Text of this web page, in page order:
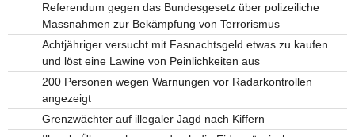
Referendum gegen das Bundesgesetz über polizeiliche
Massnahmen zur Bekämpfung von Terrorismus
Achtjähriger versucht mit Fasnachtsgeld etwas zu kaufen
und löst eine Lawine von Peinlichkeiten aus
200 Personen wegen Warnungen vor Radarkontrollen
angezeigt
Grenzwächter auf illegaler Jagd nach Kiffern